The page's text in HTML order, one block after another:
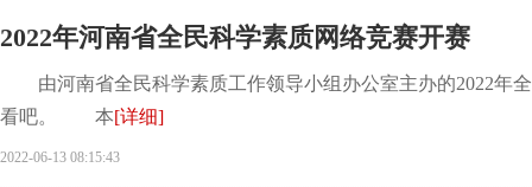
2022年河南省全民科学素质网络竞赛开赛
由河南省全民科学素质工作领导小组办公室主办的2022年全
看吧。 本[详细]
2022-06-13 08:15:43